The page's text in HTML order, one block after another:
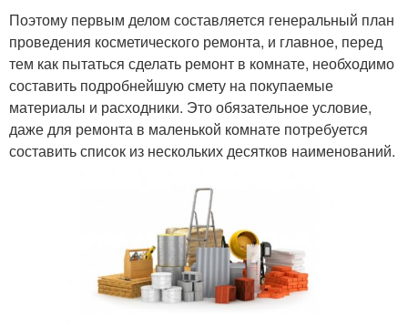
Поэтому первым делом составляется генеральный план
проведения косметического ремонта, и главное, перед
тем как пытаться сделать ремонт в комнате, необходимо
составить подробнейшую смету на покупаемые
материалы и расходники. Это обязательное условие,
даже для ремонта в маленькой комнате потребуется
составить список из нескольких десятков наименований.